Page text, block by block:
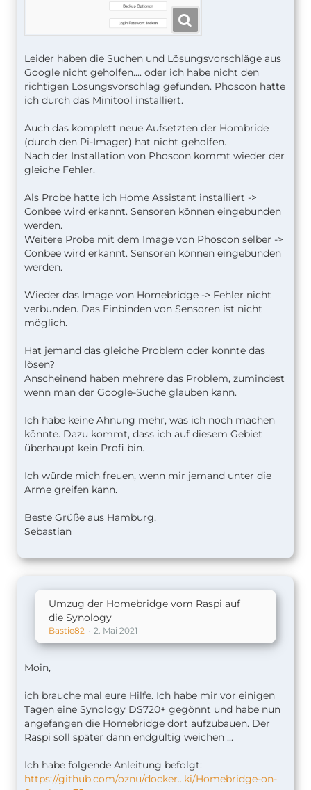
Leider haben die Suchen und Lösungsvorschläge aus
Google nicht geholfen.... oder ich habe nicht den
richtigen Lösungsvorschlag gefunden. Phoscon hatte
ich durch das Minitool installiert.
Auch das komplett neue Aufsetzten der Hombride
(durch den Pi-Imager) hat nicht geholfen.
Nach der Installation von Phoscon kommt wieder der
gleiche Fehler.
Als Probe hatte ich Home Assistant installiert ->
Conbee wird erkannt. Sensoren können eingebunden
werden.
Weitere Probe mit dem Image von Phoscon selber ->
Conbee wird erkannt. Sensoren können eingebunden
werden.
Wieder das Image von Homebridge -> Fehler nicht
verbunden. Das Einbinden von Sensoren ist nicht
möglich.
Hat jemand das gleiche Problem oder konnte das
lösen?
Anscheinend haben mehrere das Problem, zumindest
wenn man der Google-Suche glauben kann.
Ich habe keine Ahnung mehr, was ich noch machen
könnte. Dazu kommt, dass ich auf diesem Gebiet
überhaupt kein Profi bin.
Ich würde mich freuen, wenn mir jemand unter die
Arme greifen kann.
Beste Grüße aus Hamburg,
Sebastian
Umzug der Homebridge vom Raspi auf
die Synology
Bastie82 2. Mai 2021
Moin,
ich brauche mal eure Hilfe. Ich habe mir vor einigen
Tagen eine Synology DS720+ gegönnt und habe nun
angefangen die Homebridge dort aufzubauen. Der
Raspi soll später dann endgültig weichen ...
Ich habe folgende Anleitung befolgt:
https://github.com/oznu/docker…ki/Homebridge-on-